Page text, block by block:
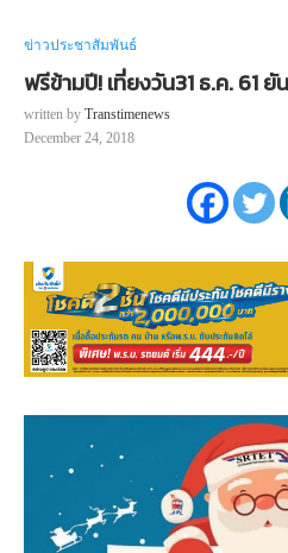
ข่าวประชาสัมพันธ์
ฟรีข้ามปี! เที่ยงวัน31 ธ.ค. 61 ยั
written by Transtimenews
December 24, 2018